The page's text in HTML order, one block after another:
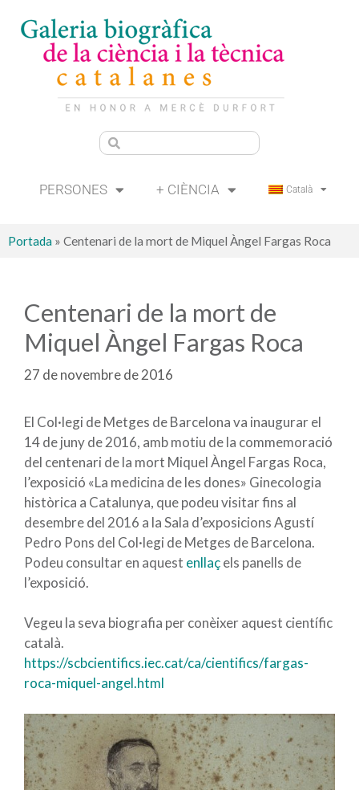
PERSONES + CIÈNCIA Català
Portada » Centenari de la mort de Miquel Àngel Fargas Roca
Centenari de la mort de
Miquel Àngel Fargas Roca
27 de novembre de 2016
El Col·legi de Metges de Barcelona va inaugurar el
14 de juny de 2016, amb motiu de la commemoració
del centenari de la mort Miquel Àngel Fargas Roca,
l’exposició «La medicina de les dones» Ginecologia
històrica a Catalunya, que podeu visitar fins al
desembre del 2016 a la Sala d’exposicions Agustí
Pedro Pons del Col·legi de Metges de Barcelona.
Podeu consultar en aquest enllaçels panells de
l’exposició.
Vegeu la seva biografia per conèixer aquest científic
català.
https://scbcientifics.iec.cat/ca/cientifics/fargas-
roca-miquel-angel.html